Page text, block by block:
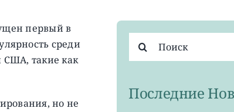
первый в
среди
США, такие как
но не
поиска:
Последние